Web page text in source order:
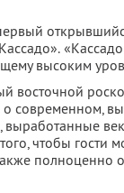
высоким
восточной
современном,
выработанные
чтобы
полноценно